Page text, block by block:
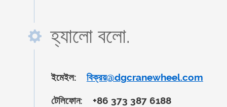
হ্যালো বলো.
ইমেইল: বিক্রয়@dgcranewheel.com
টেলিফোন: +86 373 387 6188